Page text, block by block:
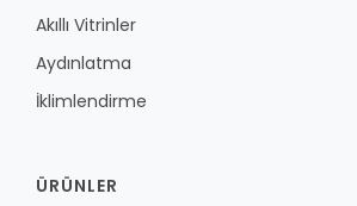
Akıllı Vitrinler
Aydınlatma
İklimlendirme
ÜRÜNLER